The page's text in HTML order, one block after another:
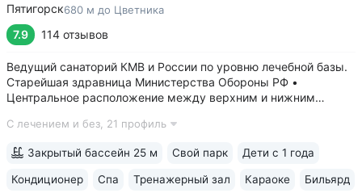
Пятигорск680 м до Цветника
7.9 114 отзывов
Ведущий санаторий КМВ и России по уровню лечебной базы.
Старейшая здравница Министерства Обороны РФ •
Центральное расположение между верхним и нижним
арфа, бульвар Гагарина, нижний — Дом-музей Лермонтова,
С лечением и без, 21 профиль
Закрытый бассейн 25 м Свой парк Дети с 1 года
Кондиционер Спа Тренажерный зал Караоке Бильярд